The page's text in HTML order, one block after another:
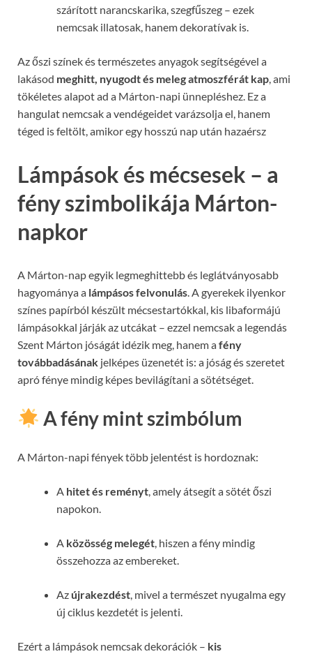
szárított narancskarika, szegfűszeg – ezek
nemcsak illatosak, hanem dekoratívak is.
Az őszi színek és természetes anyagok segítségével a
lakásod meghitt, nyugodt és meleg atmoszférát kap, ami
tökéletes alapot ad a Márton-napi ünnepléshez. Ez a
hangulat nemcsak a vendégeidet varázsolja el, hanem
téged is feltölt, amikor egy hosszú nap után hazaérsz
Lámpások és mécsesek – a
fény szimbolikája Márton-
napkor
A Márton-nap egyik legmeghittebb és leglátványosabb
hagyománya a lámpásos felvonulás. A gyerekek ilyenkor
színes papírból készült mécsestartókkal, kis libaformájú
lámpásokkal járják az utcákat – ezzel nemcsak a legendás
Szent Márton jóságát idézik meg, hanem afény
továbbadásának jelképes üzenetét is: a jóság és szeretet
apró fénye mindig képes bevilágítani a sötétséget.
A fény mint szimbólum
A Márton-napi fények több jelentést is hordoznak:
A hitet és reményt, amely átsegít a sötét őszi
napokon.
A közösség melegét, hiszen a fény mindig
összehozza az embereket.
Az újrakezdést, mivel a természet nyugalma egy
új ciklus kezdetét is jelenti.
Ezért a lámpások nemcsak dekorációk – kis